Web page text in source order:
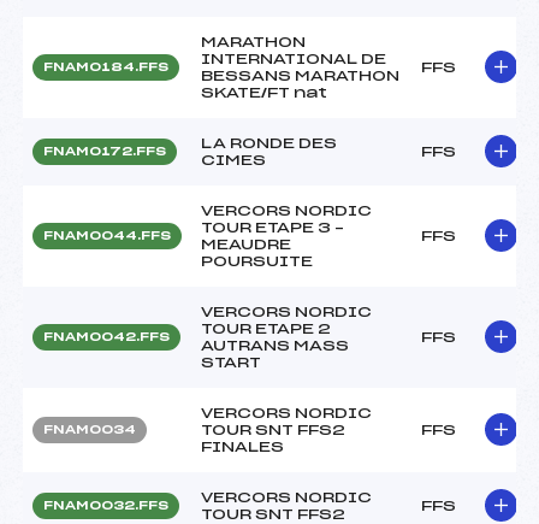
FNAM0184.FFS
MARATHON
INTERNATIONAL DE
BESSANS MARATHON
SKATE/FT nat
FFS
FNAM0172.FFS
LA RONDE DES
CIMES
FFS
FNAM0044.FFS
VERCORS NORDIC
TOUR ETAPE 3 –
MEAUDRE
POURSUITE
FFS
FNAM0042.FFS
VERCORS NORDIC
TOUR ETAPE 2
AUTRANS MASS
START
FFS
FNAM0034
VERCORS NORDIC
TOUR SNT FFS2
FINALES
FFS
FNAM0032.FFS
VERCORS NORDIC
TOUR SNT FFS2
FFS